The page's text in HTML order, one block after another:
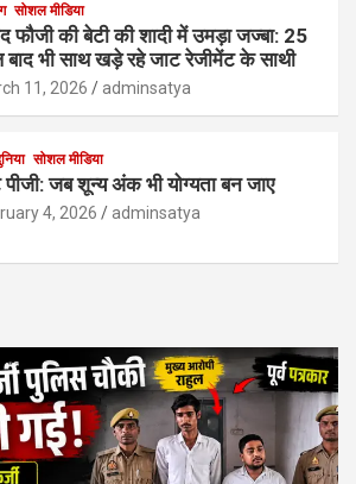
सोशल मीडिया
फौजी की बेटी की शादी में उमड़ा जज्बा: 25
बाद भी साथ खड़े रहे जाट रेजीमेंट के साथी
11, 2026 adminsatya
सोशल मीडिया
पीजी: जब शून्य अंक भी योग्यता बन जाए
4, 2026 adminsatya